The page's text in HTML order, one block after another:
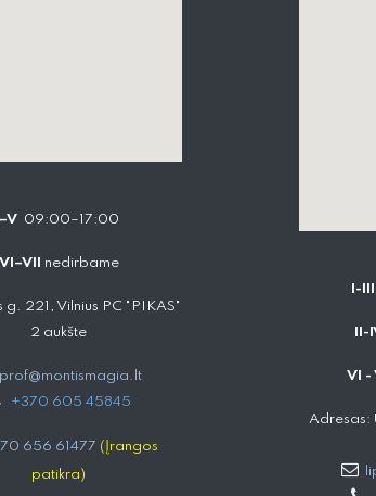
I–V 09:00–17:00
VI–VII nedirbame
g. 221, Vilnius PC "PIKAS"
2 aukšte
prof@montismagia.lt
+370 605 4584​5
656 61477 (Įrangos
patikra)
I-
II-
VI -
Adresas: